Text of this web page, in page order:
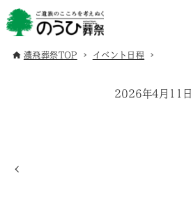
濃飛葬祭TOP イベント日程
2026年4月11日